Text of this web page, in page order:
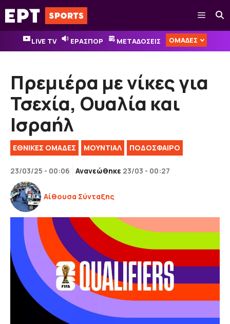
Μετάβαση
σε
περιεχόμενο
Μενού
LIVE TV ΕΡΑΣΠΟΡ ΜΕΤΑΔΟΣΕΙΣ ΟΜΑΔΕΣ
Πρεμιέρα με νίκες για
Τσεχία, Ουαλία και
Ισραήλ
ΕΘΝΙΚΈΣ ΟΜΆΔΕΣ ΜΟΥΝΤΙΑΛ ΠΟΔΟΣΦΑΙΡΟ
23/03/25 - 00:06 Ανανεώθηκε 23/03 - 00:27
Αίθουσα Σύνταξης